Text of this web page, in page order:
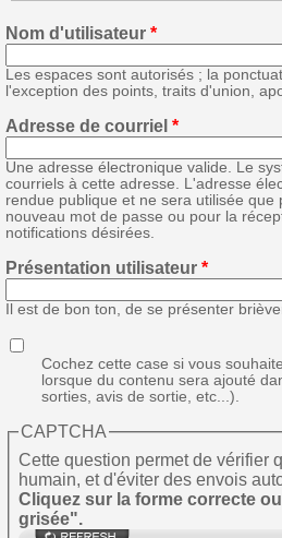
Nom d'utilisateur *
Les espaces sont autorisés ; la
l'exception des points, traits d'union,
Adresse de courriel *
Une adresse électronique valide. Le
courriels à cette adresse. L'adresse
rendue publique et ne sera utilisée que
nouveau mot de passe ou pour la
notifications désirées.
Présentation utilisateur *
Il est de bon ton, de se présenter
Cochez cette case si vous
lorsque du contenu sera ajouté
sorties, avis de sortie, etc...).
CAPTCHA
Cette question permet de vérifier
humain, et d'éviter des envois
Cliquez sur la forme correcte
grisée".